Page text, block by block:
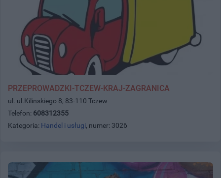
PRZEPROWADZKI-TCZEW-KRAJ-ZAGRANICA
ul. ul.Kilinskiego 8, 83-110 Tczew
Telefon: 608312355
Kategoria: Handel i usługi, numer: 3026